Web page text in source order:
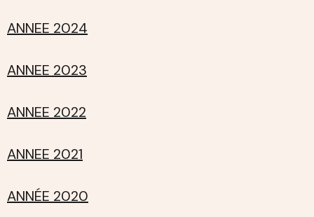
ANNEE 2024
ANNEE 2023
ANNEE 2022
ANNEE 2021
ANNÉE 2020